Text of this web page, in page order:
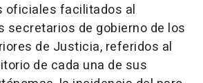
oficiales facilitados al
secretarios de gobierno de los
de Justicia, referidos al
de cada una de sus